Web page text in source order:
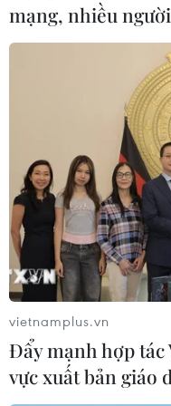
Bắc-Nam theo
Minh.
Cùng thời điểm, xe
542.22 do anh
Lâm Đồng) điều
ngang đường sắt
thuộc địa bàn xã
với đoàn tàu.
Vụ tai nạn không
nhiên, đầu máy tàu
tại đường ngang bị
hỏng phần sườn và
mạng, nhiều
vietnamplus.vn
Đẩy mạnh hợp
vực xuất bản giáo